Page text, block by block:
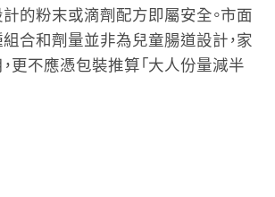
的粉末或滴劑配方即屬安全。市面
合和劑量並非為兒童腸道設計，家
更不應憑包裝推算「大人份量減半